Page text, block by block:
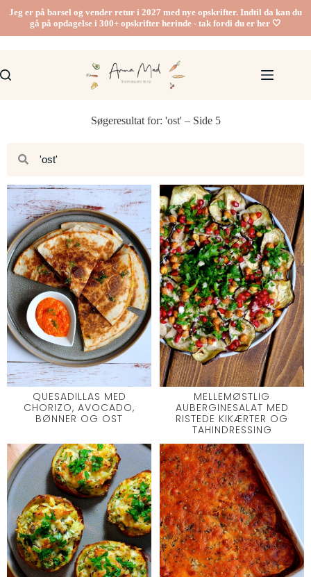
Jeg er på barsel og vender retur i 2027 med nye opskrifter. Indtil da kan du
gå på opdagelse i 300+ opskrifter herinde - tak fordi du er her 🤍
Søgeresultat for: 'ost' – Side 5
QUESADILLAS MED
CHORIZO, AVOCADO,
BØNNER OG OST
MELLEMØSTLIG
AUBERGINESALAT MED
RISTEDE KIKÆRTER OG
TAHINDRESSING